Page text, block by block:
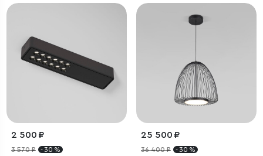
2 500 ₽
3 570 ₽ - 30 %
25 500 ₽
36 400 ₽ - 30 %